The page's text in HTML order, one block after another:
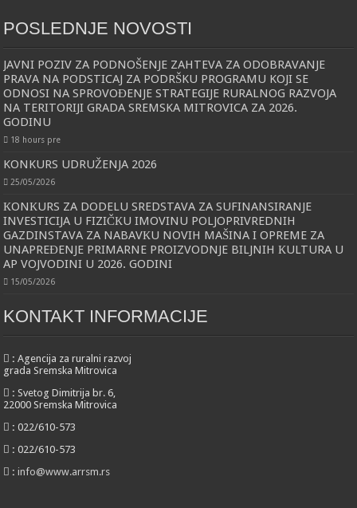
POSLEDNJE NOVOSTI
JAVNI POZIV ZA PODNOŠENJE ZAHTEVA ZA ODOBRAVANJE
PRAVA NA PODSTICAJ ZA PODRŠKU PROGRAMU KOJI SE
ODNOSI NA SPROVOĐENJE STRATEGIJE RURALNOG RAZVOJA
NA TERITORIJI GRADA SREMSKA MITROVICA ZA 2026.
GODINU
18 hours pre
KONKURS UDRUŽENJA 2026
25/05/2026
КONКURS ZA DODELU SREDSTAVA ZA SUFINANSIRANJE
INVESTICIJA U FIZIČКU IMOVINU POLJOPRIVREDNIH
GAZDINSTAVA ZA NABAVКU NOVIH MAŠINA I OPREME ZA
UNAPREĐENJE PRIMARNE PROIZVODNJE BILJNIH КULTURA U
AP VOJVODINI U 2026. GODINI
15/05/2026
KONTAKT INFORMACIJE
:Agencija za ruralni razvoj
grada Sremska Mitrovica
: Svetog Dimitrija br. 6,
22000 Sremska Mitrovica
:022/610-573
:022/610-573
: info@www.arrsm.rs